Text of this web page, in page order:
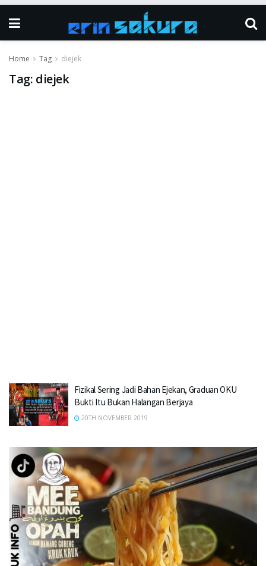
Home Tag diejek
Tag: diejek
Fizikal Sering Jadi Bahan Ejekan, Graduan OKU
Bukti Itu Bukan Halangan Berjaya
20TH NOVEMBER 2019